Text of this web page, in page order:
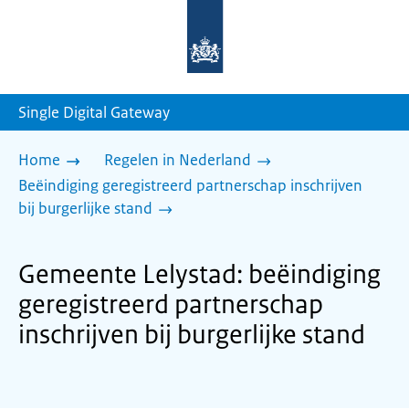
homepage
Single Digital Gateway
Home
Regelen in Nederland
Beëindiging geregistreerd partnerschap inschrijven
bij burgerlijke stand
Gemeente Lelystad: beëindiging
geregistreerd partnerschap
inschrijven bij burgerlijke stand